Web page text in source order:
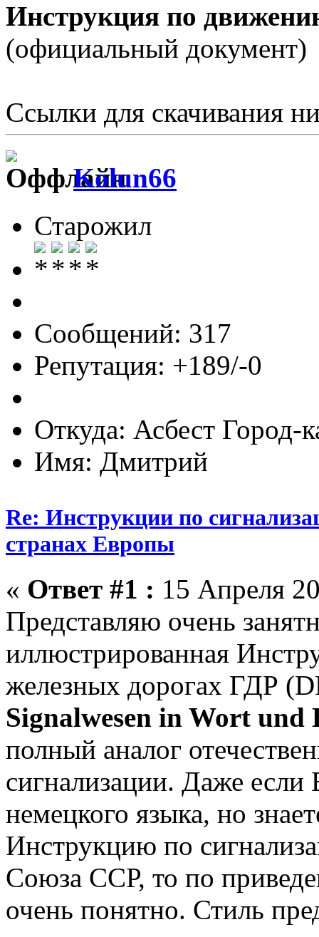
Инструкция по
(официальный документ)
Ссылки для скачивания
Kolun66
Старожил
Сообщений: 317
Репутация: +189/-0
Откуда: Асбест Город-
Имя: Дмитрий
Re: Инструкции по
странах Европы
« Ответ #1 : 15 Апреля
Представляю очень
иллюстрированная
железных дорогах ГДР
Signalwesen in Wort
полный аналог
сигнализации. Даже если
немецкого языка, но
Инструкцию по
Союза ССР, то по
очень понятно. Стиль